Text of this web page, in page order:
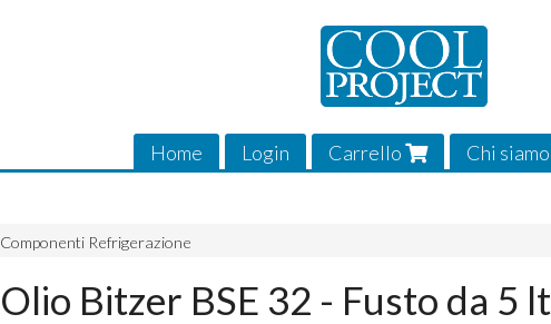
Home Login Carrello Chi siamo
Componenti Refrigerazione
Olio Bitzer BSE 32 - Fusto da 5 lt